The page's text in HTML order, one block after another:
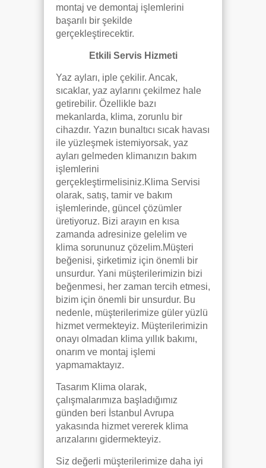
montaj ve demontaj işlemlerini
başarılı bir şekilde
gerçekleştirecektir.
Etkili Servis Hizmeti
Yaz ayları, iple çekilir. Ancak,
sıcaklar, yaz aylarını çekilmez hale
getirebilir. Özellikle bazı
mekanlarda, klima, zorunlu bir
cihazdır. Yazın bunaltıcı sıcak havası
ile yüzleşmek istemiyorsak, yaz
ayları gelmeden klimanızın bakım
işlemlerini
gerçekleştirmelisiniz.Klima Servisi
olarak, satış, tamir ve bakım
işlemlerinde, güncel çözümler
üretiyoruz. Bizi arayın en kısa
zamanda adresinize gelelim ve
klima sorununuz çözelim.Müşteri
beğenisi, şirketimiz için önemli bir
unsurdur. Yani müşterilerimizin bizi
beğenmesi, her zaman tercih etmesi,
bizim için önemli bir unsurdur. Bu
nedenle, müşterilerimize güler yüzlü
hizmet vermekteyiz. Müşterilerimizin
onayı olmadan klima yıllık bakımı,
onarım ve montaj işlemi
yapmamaktayız.
Tasarım Klima olarak,
çalışmalarımıza başladığımız
günden beri İstanbul Avrupa
yakasında hizmet vererek klima
arızalarını gidermekteyiz.
Siz değerli müşterilerimize daha iyi